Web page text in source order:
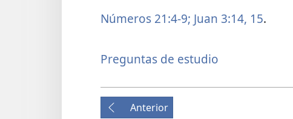
Números 21:4-9; Juan 3:14, 15.
Preguntas de estudio
Anterior